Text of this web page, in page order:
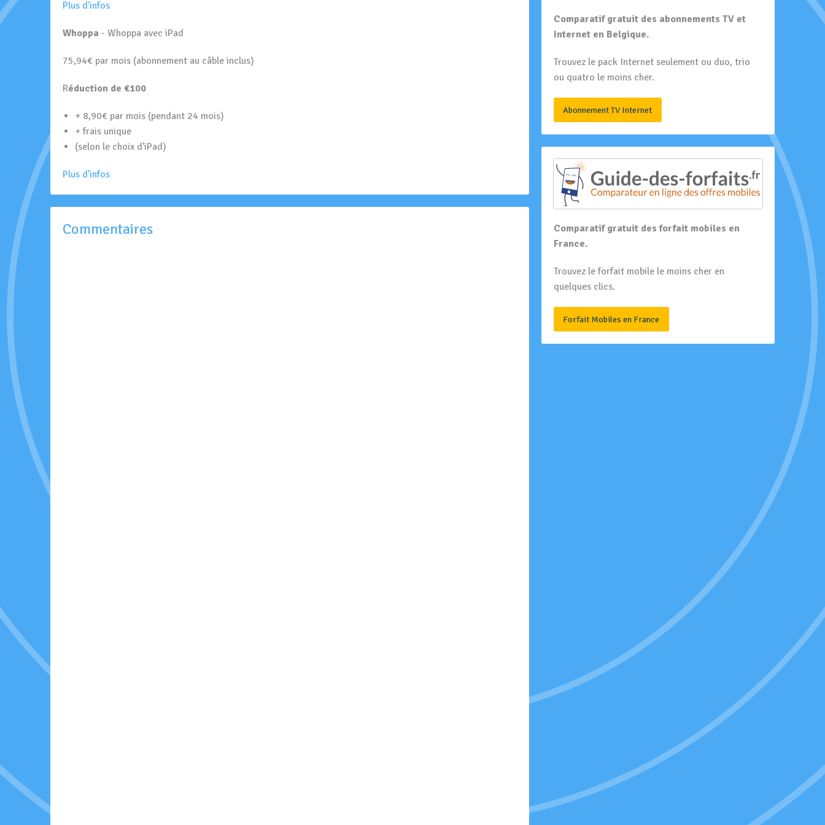
Plus d'infos
Whoppa - Whoppa avec iPad
75,94€ par mois (abonnement au câble inclus)
Réduction de €100
+ 8,90€ par mois (pendant 24 mois)
+ frais unique
(selon le choix d'iPad)
Plus d'infos
Commentaires
Comparatif gratuit des abonnements TV et
Internet en Belgique.
Trouvez le pack Internet seulement ou duo, trio
ou quatro le moins cher.
Abonnement TV Internet
Comparatif gratuit des forfait mobiles en
France.
Trouvez le forfait mobile le moins cher en
quelques clics.
Forfait Mobiles en France